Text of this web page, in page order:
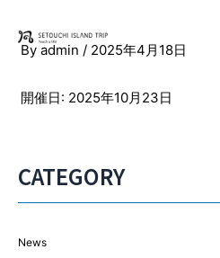
Byadmin/ 2025年4月18日
開催日: 2025年10月23日
CATEGORY
News